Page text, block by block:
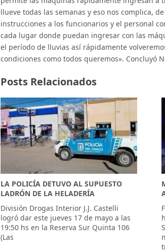
llueve todas las semanas y eso nos complica,
instrucciones a los funcionarios y el personal
cada lugar donde puedan ingresar con las
el período de lluvias así rápidamente
condiciones como todos queremos». Concluyó
Posts Relacionados
LA POLICÍA DETUVO AL SUPUESTO
LADRÓN DE LA HELADERÍA
División Drogas Interior J.J. Castelli
logró dar este jueves 17 de mayo a las
19:50 hs en la Reserva Sur Quinta 106
(Las